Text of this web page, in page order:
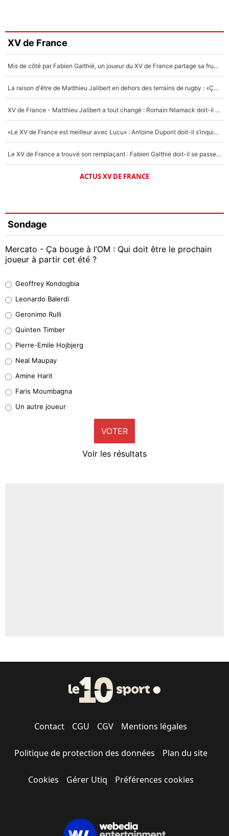
XV de France
Mis de côté par Fabien Galthié, un joueur du XV de France partage sa frustration : «ils ne me l’ont pas dit tout de suite»
La raison d'être de Matthieu Jalibert en dehors des terrains de rugby : «Ça m'atteint autant que si tu touches à un membre de ma famille»
XV de France - Matthieu Jalibert a tout changé : Romain Ntamack doit-il s’inquiéter pour sa place à un an de la Coupe du monde ?
«Le XV de France est meilleur avec Lucu» : Antoine Dupont doit-il s’inquiéter pour sa place ?
Le XV de France a trouvé son remplaçant : Fabien Galthié doit-il se passer d'Antoine Dupont ?
ACTUS XV DE FRANCE
Sondage
Mercato - Ça bouge à l’OM : Qui doit être le prochain
joueur à partir cet été ?
38%
32%
4%
1%
9%
Geoffrey Kondogbia
Leonardo Balerdi
Geronimo Rulli
Quinten Timber
Pierre-Emile Hojbjerg
Neal Maupay
Amine Harit
Faris Moumbagna
Un autre joueur
VOTER
Voir les résultats
Contact CGU CGV Mentions légales
Politique de protection des données Plan du site
Cookies Gérer Utiq Préférences cookies